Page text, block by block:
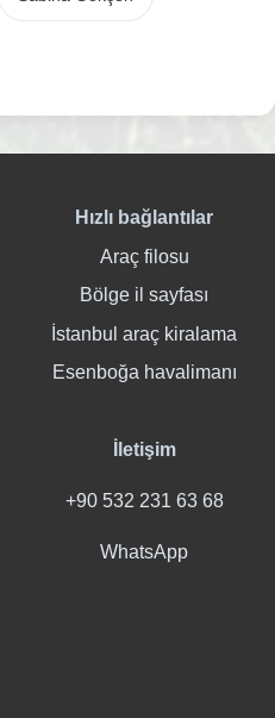
Hızlı bağlantılar
Araç filosu
Bölge il sayfası
İstanbul araç kiralama
Esenboğa havalimanı
İletişim
+90 532 231 63 68
WhatsApp